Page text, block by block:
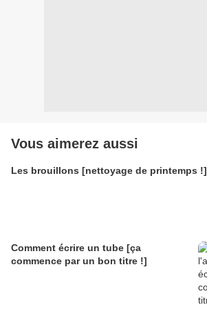
Vous aimerez aussi
Les brouillons [nettoyage de printemps !]
Comment écrire un tube [ça
commence par un bon titre !]